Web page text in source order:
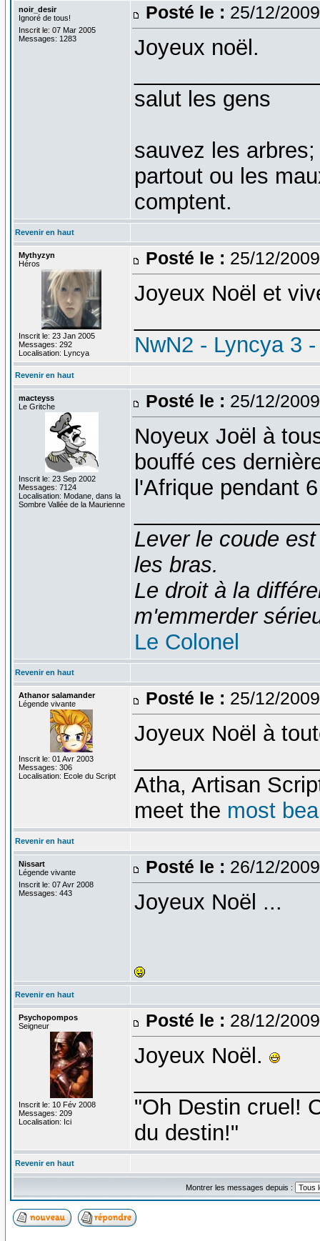
noir_desir
Ignoré de tous!
Inscrit le: 07 Mar 2005
Messages: 1283
Posté le : 25/12/
Joyeux noël.
salut les gens
sauvez les
partout ou les
comptent.
Revenir en haut
Mythyzyn
Héros
Inscrit le: 23 Jan 2005
Messages: 292
Localisation: Lyncya
Posté le : 25/12/
Joyeux Noël et
NwN2 - Lyncya 3
Revenir en haut
macteyss
Le Gritche
Inscrit le: 23 Sep 2002
Messages: 7124
Localisation: Modane, dans la
Sombre Vallée de la Maurienne
Posté le : 25/12/
Noyeux Joël à
bouffé ces
l'Afrique pendant
Lever le coude
les bras.
Le droit à la
m'emmerder
Le Colonel
Revenir en haut
Athanor salamander
Légende vivante
Inscrit le: 01 Avr 2003
Messages: 306
Localisation: Ecole du Script
Posté le : 25/12/
Joyeux Noël à
Atha, Artisan
meet the most
Revenir en haut
Nissart
Légende vivante
Inscrit le: 07 Avr 2008
Messages: 443
Posté le : 26/12/
Joyeux Noël ...
Revenir en haut
Psychopompos
Seigneur
Inscrit le: 10 Fév 2008
Messages: 209
Localisation: Ici
Posté le : 28/12/
Joyeux Noël.
"Oh Destin cruel!
du destin!"
Revenir en haut
Montrer les messages depuis :